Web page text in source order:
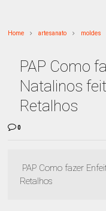
Home artesanato moldes
PAP Como
Natalinos
Retalhos
0
PAP Como fazer
Retalhos